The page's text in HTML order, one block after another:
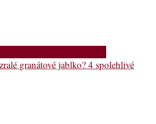
granátové jablko? 4 spolehlivé